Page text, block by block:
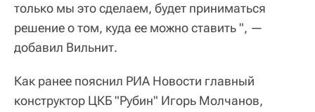
только мы это сделаем, будет приниматься
решение о том, куда ее можно ставить ", —
добавил Вильнит.
Как ранее пояснил РИА Новости главный
конструктор ЦКБ "Рубин" Игорь Молчанов,